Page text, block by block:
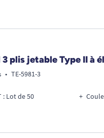
plis jetable Type II à
• TE-5981-3
: Lot de 50